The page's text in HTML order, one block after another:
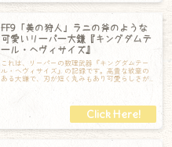
FF9「美の狩人」ラニの斧のような
可愛いリーパー大鎌『キングダムテ
ール・ヘヴィサイズ』
これは、リーパーの数理武器『キングダムテー
ル・ヘヴィサイズ』の記録です。高貴な紋章の
ある大鎌で、刃が短く丸みもあり可愛らしさが